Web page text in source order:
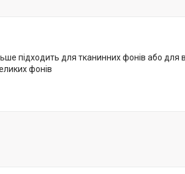
підходить для тканинних фонів або для
фонів